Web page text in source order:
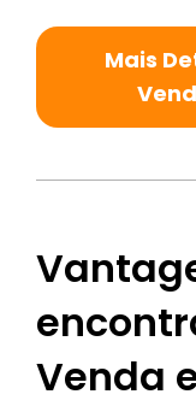
Mais
Venda